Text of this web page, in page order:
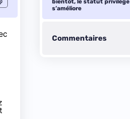
bientôt, le statut privilège
s’améliore
Commentaires